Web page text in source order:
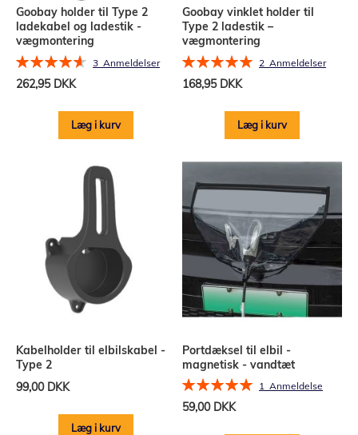
Goobay holder til Type 2
ladekabel og ladestik -
vægmontering
Bedømmelse:
3 Anmeldelser
262,95 DKK
Læg i kurv
Goobay vinklet holder til
Type 2 ladestik –
vægmontering
Bedømmelse:
2Anmeldelser
168,95 DKK
Læg i kurv
Kabelholder til elbilskabel -
Type 2
99,00 DKK
Læg i kurv
Portdæksel til elbil -
magnetisk - vandtæt
Bedømmelse:
1Anmeldelse
59,00 DKK